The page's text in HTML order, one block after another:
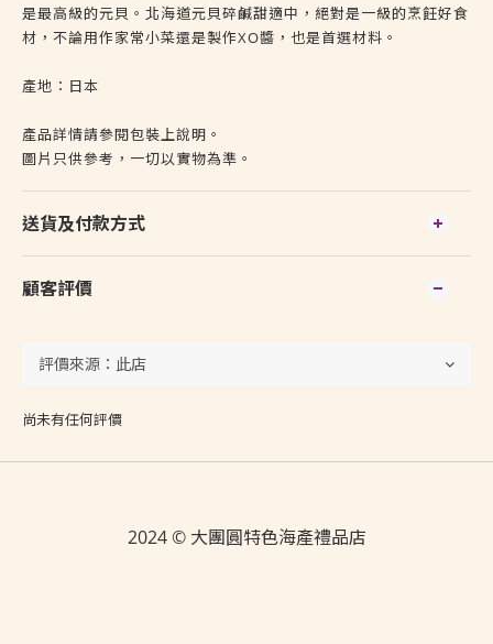
是最高級的元貝。北海道元貝碎鹹甜適中，絕對是一級的烹飪好食
材，不論用作家常小菜還是製作XO醬，也是首選材料。
產地：日本
產品詳情請參閱包裝上說明。
圖片只供參考，一切以實物為準。
送貨及付款方式
顧客評價
尚未有任何評價
2024 © 大團圓特色海產禮品店